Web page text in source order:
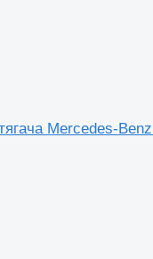
Mercedes-